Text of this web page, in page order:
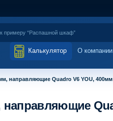
Калькулятор О компании
направляющие Quadro V6 YOU, 400мм